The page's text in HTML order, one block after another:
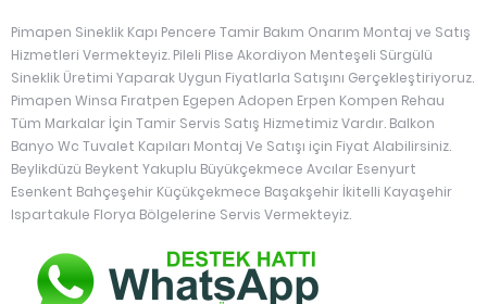
Pimapen Sineklik Kapı Pencere Tamir Bakım Onarım Montaj ve Satış
Hizmetleri Vermekteyiz. Pileli Plise Akordiyon Menteşeli Sürgülü
Sineklik Üretimi Yaparak Uygun Fiyatlarla Satışını Gerçekleştiriyoruz.
Pimapen Winsa Fıratpen Egepen Adopen Erpen Kompen Rehau
Tüm Markalar İçin Tamir Servis Satış Hizmetimiz Vardır. Balkon
Banyo Wc Tuvalet Kapıları Montaj Ve Satışı için Fiyat Alabilirsiniz.
Beylikdüzü Beykent Yakuplu Büyükçekmece Avcılar Esenyurt
Esenkent Bahçeşehir Küçükçekmece Başakşehir İkitelli Kayaşehir
Ispartakule Florya Bölgelerine Servis Vermekteyiz.